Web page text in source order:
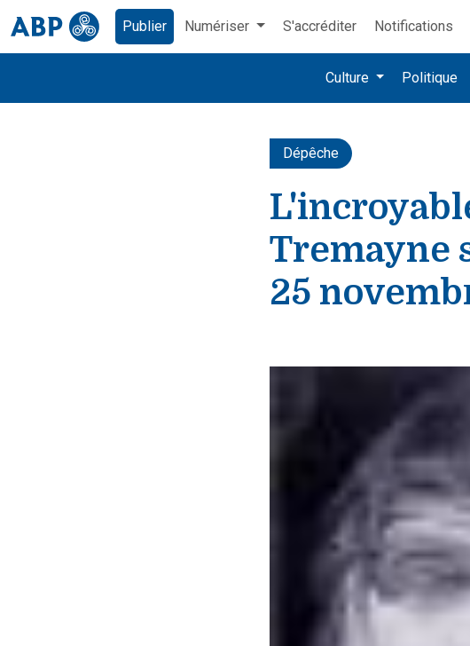
Publier Numériser S'accréditer Notifications
Culture Politique
Dépêche
Tremayne
25